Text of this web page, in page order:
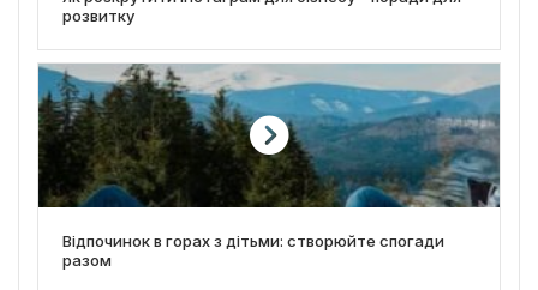
розвитку
Відпочинок в горах з дітьми: створюйте спогади
разом